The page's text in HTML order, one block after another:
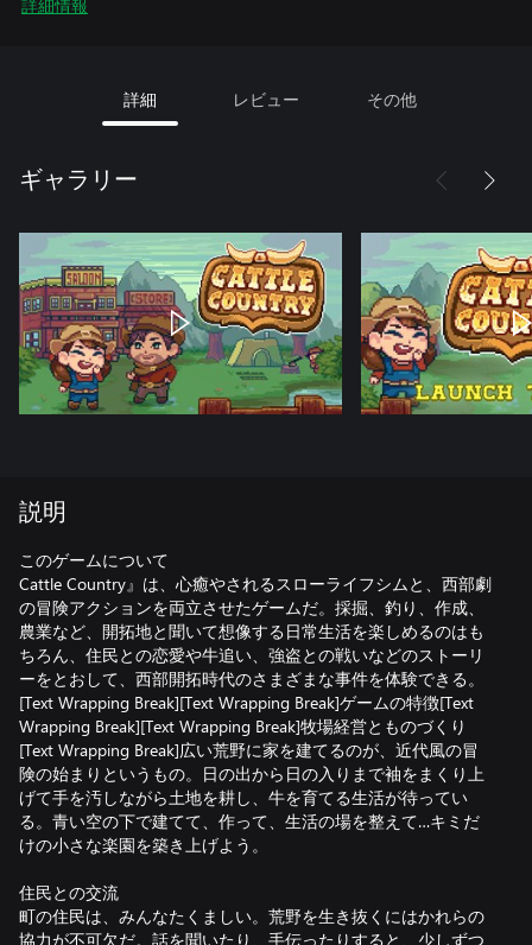
詳細情報
詳細 レビュー その他
ギャラリー
説明
このゲームについて
Cattle Country』は、心癒やされるスローライフシムと、西部劇
の冒険アクションを両立させたゲームだ。採掘、釣り、作成、
農業など、開拓地と聞いて想像する日常生活を楽しめるのはも
ちろん、住民との恋愛や牛追い、強盗との戦いなどのストーリ
ーをとおして、西部開拓時代のさまざまな事件を体験できる。
[Text Wrapping Break][Text Wrapping Break]ゲームの特徴[Text
Wrapping Break][Text Wrapping Break]牧場経営とものづくり
[Text Wrapping Break]広い荒野に家を建てるのが、近代風の冒
険の始まりというもの。日の出から日の入りまで袖をまくり上
げて手を汚しながら土地を耕し、牛を育てる生活が待ってい
る。青い空の下で建てて、作って、生活の場を整えて…キミだ
けの小さな楽園を築き上げよう。
住民との交流
町の住民は、みんなたくましい。荒野を生き抜くにはかれらの
協力が不可欠だ。話を聞いたり、手伝ったりすると、少しずつ